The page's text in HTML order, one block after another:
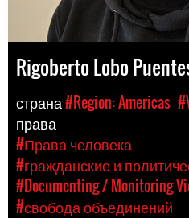
Rigoberto Lobo
страна#Region: Americas
права
#Права человека
#гражданские и
#Documenting / Monitoring
#свобода объединений